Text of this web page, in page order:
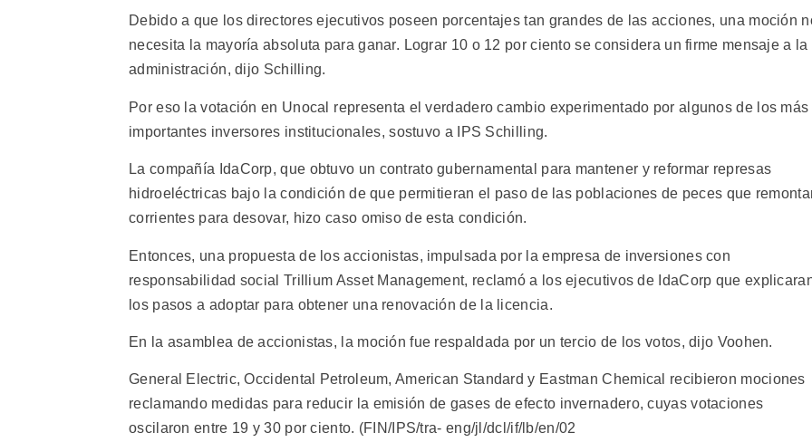
Debido a que los directores ejecutivos poseen porcentajes tan grandes de las acciones, una moción
necesita la mayoría absoluta para ganar. Lograr 10 o 12 por ciento se considera un firme mensaje a la
administración, dijo Schilling.
Por eso la votación en Unocal representa el verdadero cambio experimentado por algunos de los más
importantes inversores institucionales, sostuvo a IPS Schilling.
La compañía IdaCorp, que obtuvo un contrato gubernamental para mantener y reformar represas
hidroeléctricas bajo la condición de que permitieran el paso de las poblaciones de peces que
corrientes para desovar, hizo caso omiso de esta condición.
Entonces, una propuesta de los accionistas, impulsada por la empresa de inversiones con
responsabilidad social Trillium Asset Management, reclamó a los ejecutivos de IdaCorp que
los pasos a adoptar para obtener una renovación de la licencia.
En la asamblea de accionistas, la moción fue respaldada por un tercio de los votos, dijo Voohen.
General Electric, Occidental Petroleum, American Standard y Eastman Chemical recibieron mociones
reclamando medidas para reducir la emisión de gases de efecto invernadero, cuyas votaciones
oscilaron entre 19 y 30 por ciento. (FIN/IPS/tra- eng/jl/dcl/if/lb/en/02